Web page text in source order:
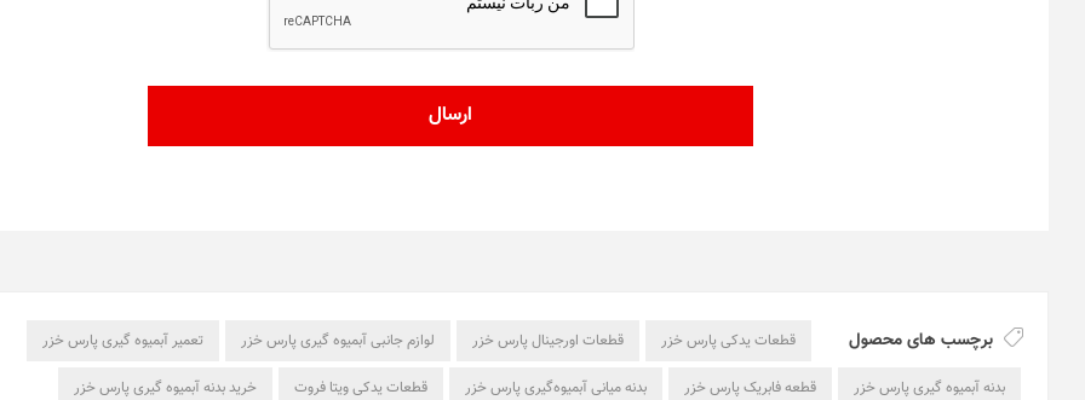
برچسب های محصول قطعات یدکی پارس خزر قطعات اورجینال پارس خزر لوازم جانبی آبمیوه گیری پارس خزر تعمیر آبمیوه گیری پارس خزر
بدنه آبمیوه گیری پارس خزر قطعه فابریک پارس خزر بدنه میانی آبمیوه‌گیری پارس خزر قطعات یدکی ویتا فروت خرید بدنه آبمیوه گیری پارس خزر